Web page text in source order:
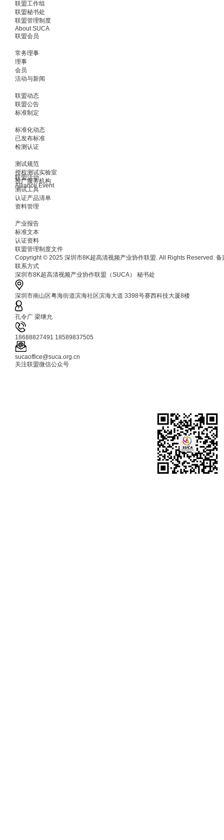
联盟活动
Alliance Event
联盟工作组
联盟秘书处
联盟管理制度
About SUCA
联盟会员
常务理事
理事
会员
活动与新闻
联盟动态
联盟公告
标准制定
标准化动态
已发布标准
检测认证
测试规范
授权测试实验室
推广服务机构
测试工具
认证产品清单
资料管理
产业报告
标准文本
认证资料
联盟管理制度文件
Copyright © 2025 深圳市8K超高清视频产业协作联盟. All Rights Reserved. 备
联系方式
深圳市8K超高清视频产业协作联盟（SUCA） 秘书处
深圳市南山区粤海街道滨海社区滨海大道 3398号赛西科技大厦8楼
孔令广 梁继允
18688827491 18589837505
sucaoffice@suca.org.cn
关注联盟微信公众号